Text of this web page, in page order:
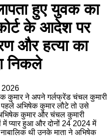
हुए युवक का
के आदेश पर
और हत्या का
निकले
2026
कुमार ने अपने गर्लफ्रेंड चंचल कुमारी
पहले अभिषेक कुमार लौटे तो उसे
कुमार और चंचल कुमारी
प्यार हुआ और दोनों 24 2024 में
थी उनके माता ने अभिषेक